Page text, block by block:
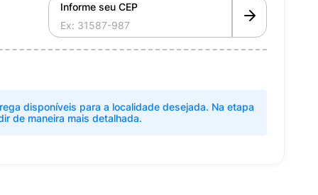
Informe seu CEP
disponíveis para a localidade desejada. Na etapa
de maneira mais detalhada.